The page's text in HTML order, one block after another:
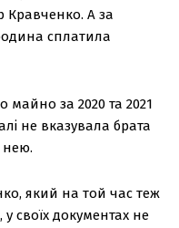
Кравченко. А за
сплатила
майно за 2020 та 2021
не вказувала брата
нею.
який на той час теж
своїх документах не